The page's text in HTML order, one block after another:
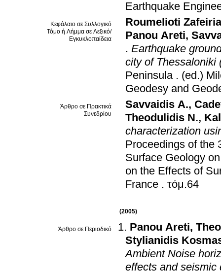
Earthquake
Κεφάλαιο σε Συλλογικό
Τόμο ή Λήμμα σε Λεξικό/
Εγκυκλοπαίδεια
Roumelioti Zafeiria
Panou Areti,
. Earthquake
city of Thessaloniki
Peninsula . (ed.)
Geodesy and
Άρθρο σε Πρακτικά
Συνεδρίου
Savvaidis A.,
Theodulidis N.,
characterization
Proceedings of the
Surface Geology
on the Effects of
France . τόμ.64
(2005)
Άρθρο σε Περιοδικό Panou Areti,
Stylianidis
Ambient Noise
effects and seismic